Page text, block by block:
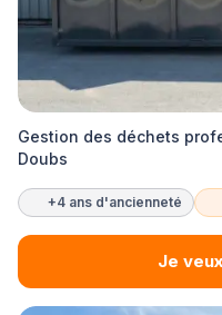
Gestion des déchets
Doubs
+4 ans d'ancienneté
Je